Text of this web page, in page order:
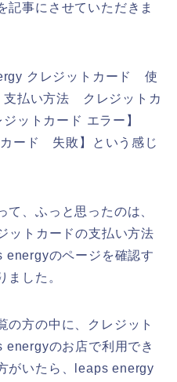
記事にさせていただきま
クレジットカード 使
支払い方法 クレジットカ
ットカード エラー】
ード 失敗】という感じ
て、ふっと思ったのは、
ットカードの支払い方法
energyのページを確認す
ました。
の方の中に、クレジット
energyのお店で利用でき
がいたら、leaps energy